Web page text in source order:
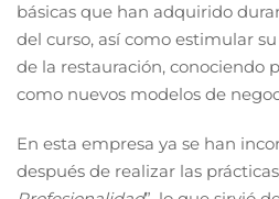
básicas que han adquirido
del curso, así como estimular
de la restauración, conociendo
como nuevos modelos de
En esta empresa ya se han
después de realizar las prácticas